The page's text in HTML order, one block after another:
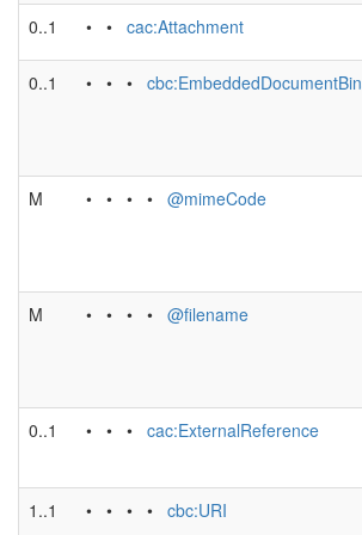
0..1 • • cac:Attachment
0..1 • • •
M • • • • @mimeCode
M • • • • @filename
0..1 • • • cac:ExternalReference
1..1 • • • • cbc:URI